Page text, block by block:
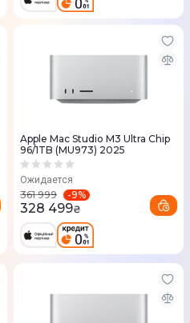
Apple Mac Studio M3 Ultra Chip
96/1TB (MU973) 2025
Ожидается
361 999 -9%
328 499₴